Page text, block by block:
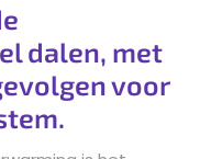
dalen, met
voor